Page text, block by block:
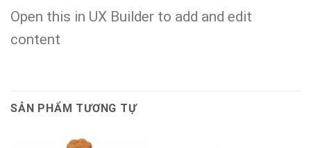
Open this in UX Builder to add and edit
content
SẢN PHẨM TƯƠNG TỰ